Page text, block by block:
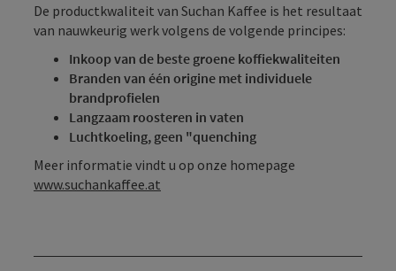
De productkwaliteit van Suchan Kaffee is het resultaat
van nauwkeurig werk volgens de volgende principes:
Inkoop van de beste groene koffiekwaliteiten
Branden van één origine met individuele
brandprofielen
Langzaam roosteren in vaten
Luchtkoeling, geen "quenching
Meer informatie vindt u op onze homepage
www.suchankaffee.at